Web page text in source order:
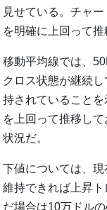
見せている。チャ
を明確に上回って推
移動平均線では、
クロス状態が継続
持されていること
を上回って推移し
状況だ。
下値については、
維持できれば上昇
だ場合は10万ドル